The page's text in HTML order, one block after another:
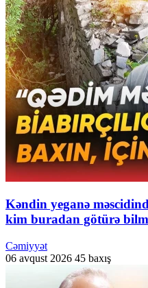
Kəndin yeganə
kim buradan götürə
Cəmiyyət
06 avqust 2026 45 baxış